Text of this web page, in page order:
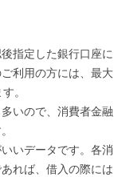
指定した銀行口座に
利用の方には、最大
。
いので、消費者金融
いデータです。各消
れば、借入の際には